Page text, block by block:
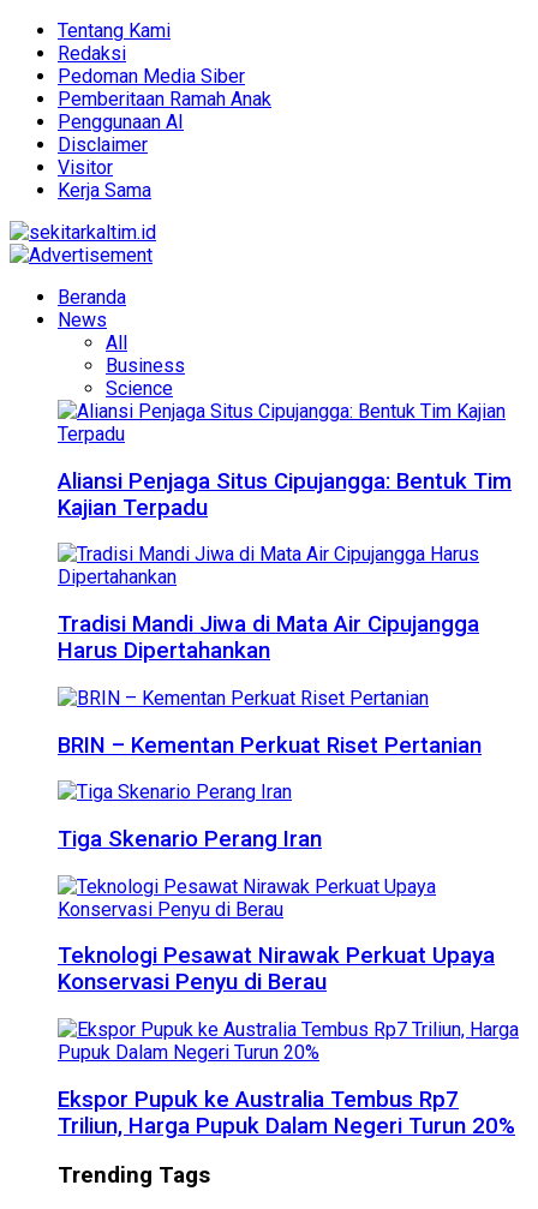
Tentang Kami
Redaksi
Pedoman Media Siber
Pemberitaan Ramah Anak
Penggunaan AI
Disclaimer
Visitor
Kerja Sama
Beranda
News
All
Business
Science
Aliansi Penjaga Situs Cipujangga: Bentuk Tim
Kajian Terpadu
Tradisi Mandi Jiwa di Mata Air Cipujangga
Harus Dipertahankan
BRIN – Kementan Perkuat Riset Pertanian
Tiga Skenario Perang Iran
Teknologi Pesawat Nirawak Perkuat Upaya
Konservasi Penyu di Berau
Ekspor Pupuk ke Australia Tembus Rp7
Triliun, Harga Pupuk Dalam Negeri Turun 20%
Trending Tags